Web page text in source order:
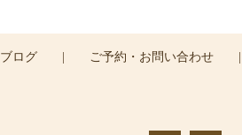
ブログ ご予約・お問い合わせ